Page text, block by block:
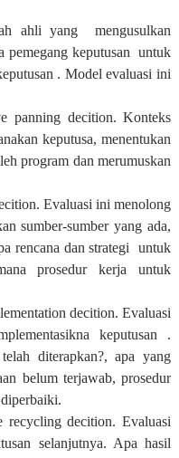
ahli yang mengusulkan
pemegang keputusan untuk
. Model evaluasi ini
panning decition. Konteks
keputusa, menentukan
program dan merumuskan
Evaluasi ini menolong
sumber-sumber yang ada,
rencana dan strategi untuk
prosedur kerja untuk
decition. Evaluasi
keputusan .
diterapkan?, apa yang
belum terjawab, prosedur
recycling decition. Evaluasi
selanjutnya. Apa hasil